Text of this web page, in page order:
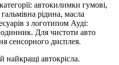
автокилимки гумові,
рідина, масла
з логотипом Ауді:
Для чистоти авто
сенсорного дисплея.
найкращі автокрісла.